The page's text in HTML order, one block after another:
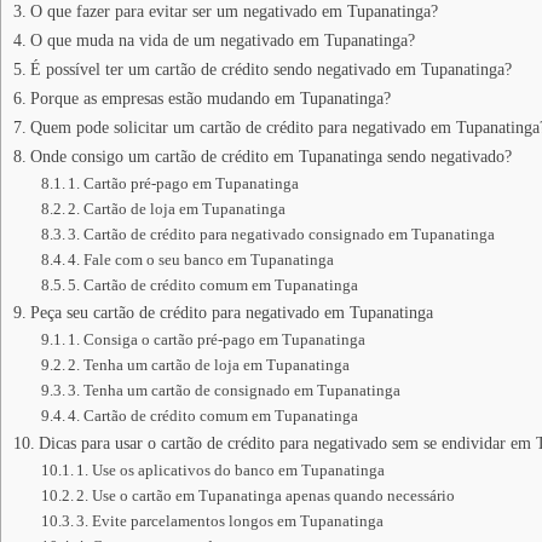
O que fazer para evitar ser um negativado em Tupanatinga?
O que muda na vida de um negativado em Tupanatinga?
É possível ter um cartão de crédito sendo negativado em Tupanatinga?
Porque as empresas estão mudando em Tupanatinga?
Quem pode solicitar um cartão de crédito para negativado em
Onde consigo um cartão de crédito em Tupanatinga sendo negativado?
1. Cartão pré-pago em Tupanatinga
2. Cartão de loja em Tupanatinga
3. Cartão de crédito para negativado consignado em Tupanatinga
4. Fale com o seu banco em Tupanatinga
5. Cartão de crédito comum em Tupanatinga
Peça seu cartão de crédito para negativado em Tupanatinga
1. Consiga o cartão pré-pago em Tupanatinga
2. Tenha um cartão de loja em Tupanatinga
3. Tenha um cartão de consignado em Tupanatinga
4. Cartão de crédito comum em Tupanatinga
Dicas para usar o cartão de crédito para negativado sem se endividar em
1. Use os aplicativos do banco em Tupanatinga
2. Use o cartão em Tupanatinga apenas quando necessário
3. Evite parcelamentos longos em Tupanatinga